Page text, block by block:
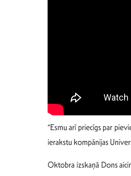
“Esmu arī priecīgs par
ierakstu kompānijas
Oktobra izskaņā Dons